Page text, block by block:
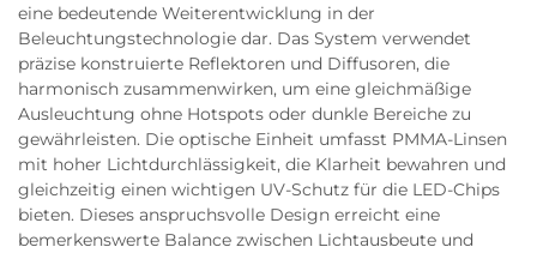
eine bedeutende Weiterentwicklung in der
Beleuchtungstechnologie dar. Das System verwendet
präzise konstruierte Reflektoren und Diffusoren, die
harmonisch zusammenwirken, um eine gleichmäßige
Ausleuchtung ohne Hotspots oder dunkle Bereiche zu
gewährleisten. Die optische Einheit umfasst PMMA-Linsen
mit hoher Lichtdurchlässigkeit, die Klarheit bewahren und
gleichzeitig einen wichtigen UV-Schutz für die LED-Chips
bieten. Dieses anspruchsvolle Design erreicht eine
bemerkenswerte Balance zwischen Lichtausbeute und